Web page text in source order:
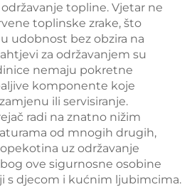
topline. Vjetar ne
toplinske zrake, što
udobnost bez obzira na
za održavanjem su
nemaju pokretne
komponente koje
ili servisiranje.
radi na znatno nižim
od mnogih drugih,
uz održavanje
ove sigurnosne osobine
s djecom i kućnim ljubimcima.